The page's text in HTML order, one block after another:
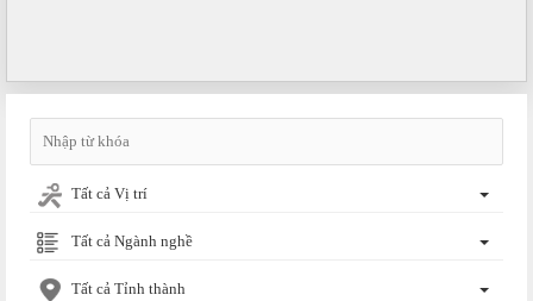
Tất cả Vị trí
Tất cả Ngành nghề
Tất cả Tỉnh thành